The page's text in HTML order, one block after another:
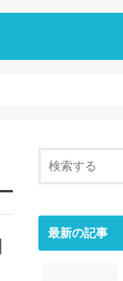
最新の記事